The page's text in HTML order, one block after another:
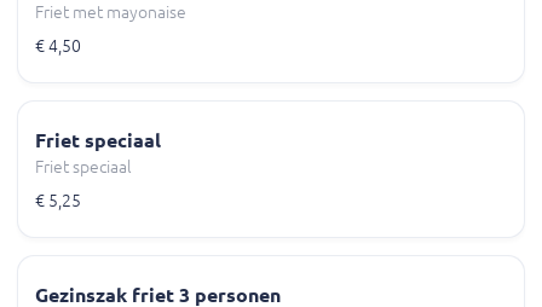
Friet met mayonaise
€ 4,50
Friet speciaal
Friet speciaal
€ 5,25
Gezinszak friet 3 personen